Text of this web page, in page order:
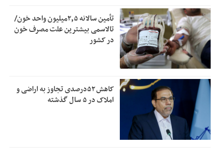
تأمین سالانه ۲٫۵میلیون واحد خون/
تالاسمی بیشترین علت مصرف‌ خون
در کشور
کاهش ۵۲درصدی تجاوز به اراضی و
املاک در ۵ سال گذشته